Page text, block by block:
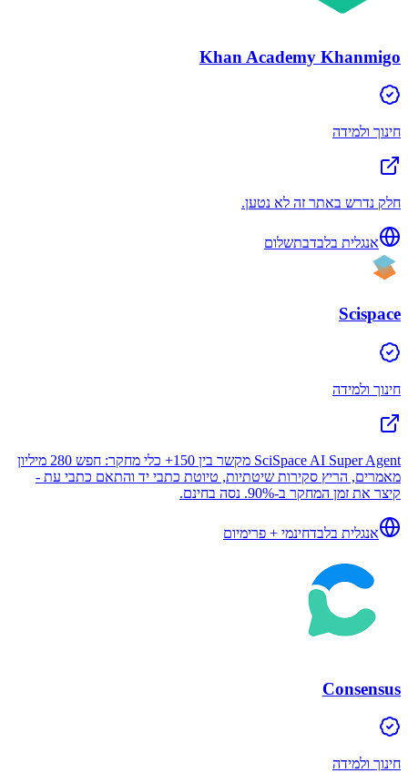
Khan Academy Khanmigo
חינוך ולמידה
חלק נדרש באתר זה לא נטען.
אנגלית בלבדבתשלום
Scispace
חינוך ולמידה
SciSpace AI Super Agent מקשר בין 150+ כלי מחקר: חפש 280 מיליון
מאמרים, הריץ סקירות שיטתיות, טיוטת כתבי יד והתאם כתבי עת -
קיצר את זמן המחקר ב-90%. נסה בחינם.
אנגלית בלבדחינמי + פרימיום
Consensus
חינוך ולמידה